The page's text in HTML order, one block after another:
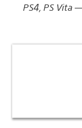
PS4, PS Vita